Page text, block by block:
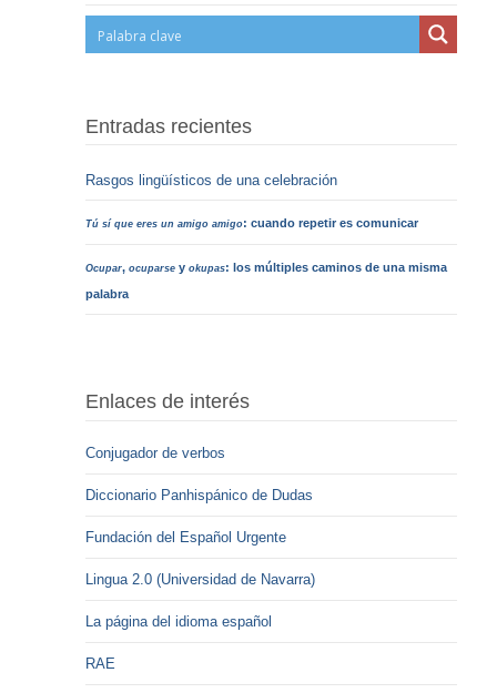
Entradas recientes
Rasgos lingüísticos de una celebración
Tú sí que eres un amigo amigo: cuando repetir es comunicar
Ocupar,ocuparse yokupas: los múltiples caminos de una misma
palabra
Enlaces de interés
Conjugador de verbos
Diccionario Panhispánico de Dudas
Fundación del Español Urgente
Lingua 2.0 (Universidad de Navarra)
La página del idioma español
RAE